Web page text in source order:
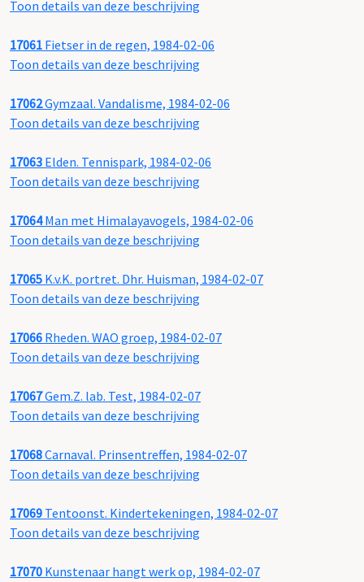
Toon details van deze beschrijving
17061 Fietser in de regen, 1984-02-06
Toon details van deze beschrijving
17062Gymzaal. Vandalisme, 1984-02-06
Toon details van deze beschrijving
17063 Elden. Tennispark, 1984-02-06
Toon details van deze beschrijving
17064Man met Himalayavogels, 1984-02-06
Toon details van deze beschrijving
17065 K.v.K. portret. Dhr. Huisman, 1984-02-07
Toon details van deze beschrijving
17066 Rheden. WAO groep, 1984-02-07
Toon details van deze beschrijving
17067Gem.Z. lab. Test, 1984-02-07
Toon details van deze beschrijving
17068Carnaval. Prinsentreffen, 1984-02-07
Toon details van deze beschrijving
17069 Tentoonst. Kindertekeningen, 1984-02-07
Toon details van deze beschrijving
17070 Kunstenaar hangt werk op, 1984-02-07